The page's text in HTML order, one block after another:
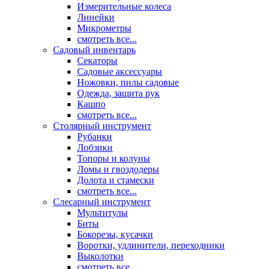
Измерительные колеса
Линейки
Микрометры
смотреть все...
Садовый инвентарь
Секаторы
Садовые аксессуары
Ножовки, пилы садовые
Одежда, защита рук
Кашпо
смотреть все...
Столярный инструмент
Рубанки
Лобзики
Топоры и колуны
Ломы и гвоздодеры
Долота и стамески
смотреть все...
Слесарный инструмент
Мультитулы
Биты
Бокорезы, кусачки
Воротки, удлинители, переходники
Выколотки
смотреть все...